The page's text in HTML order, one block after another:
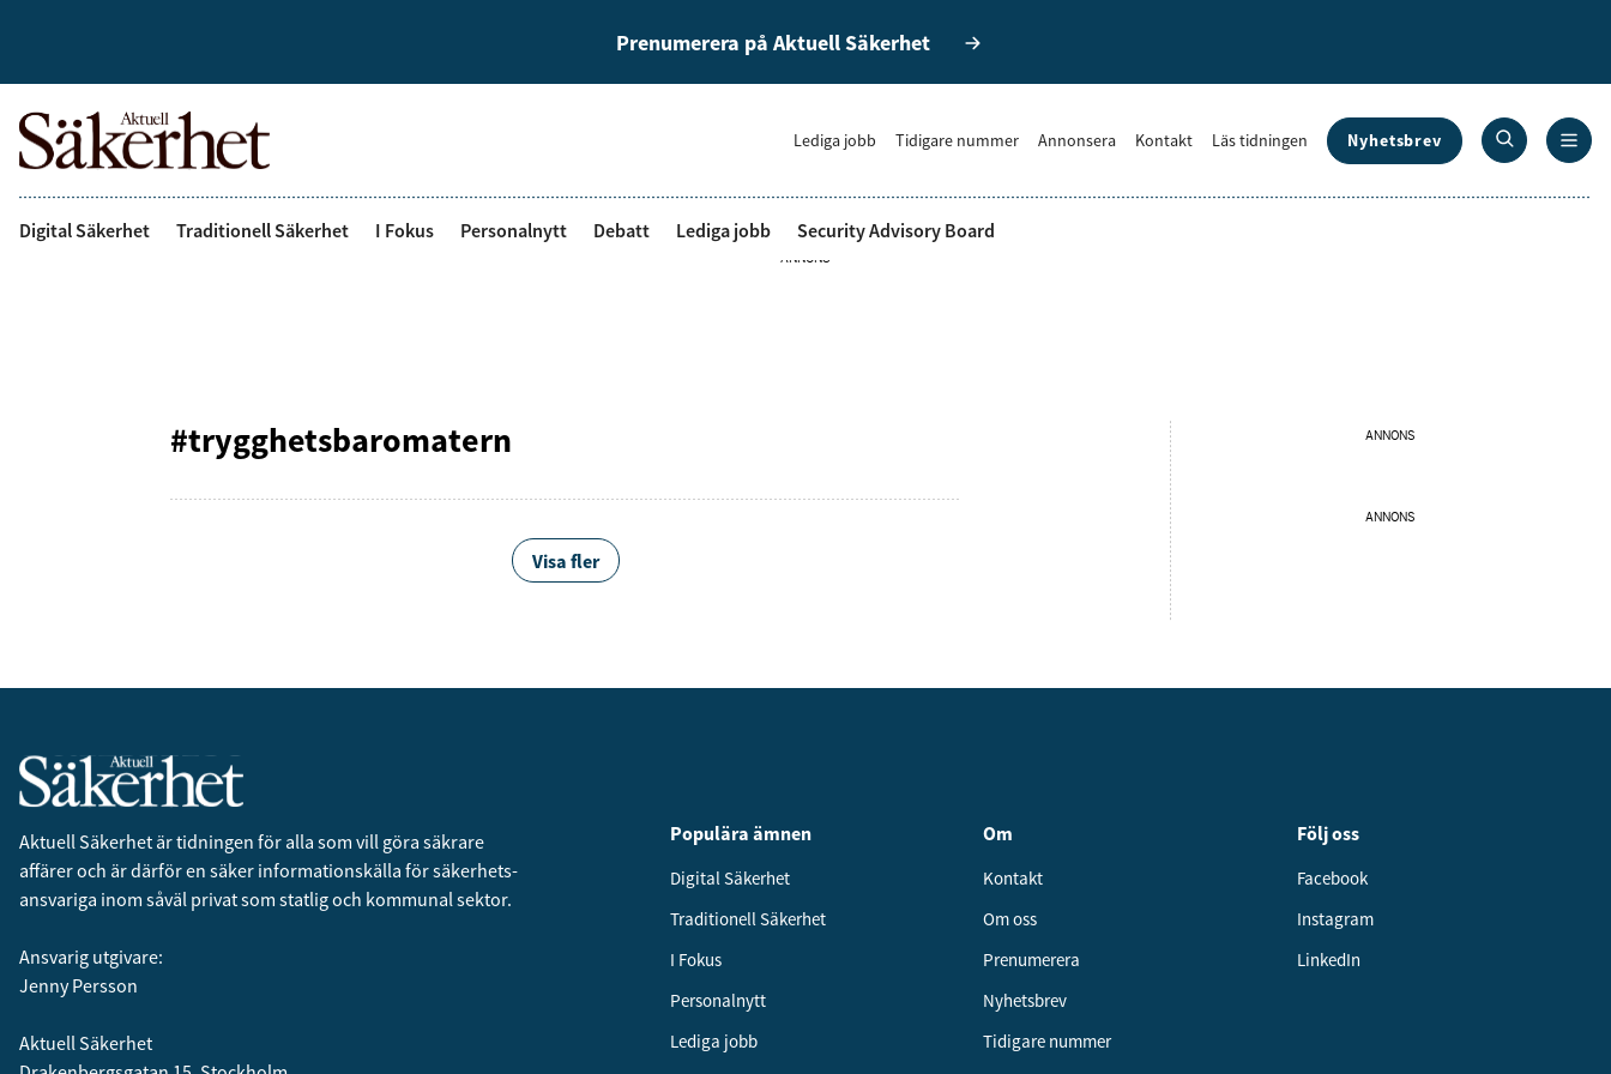
Prenumerera på Aktuell Säkerhet
Lediga jobb Tidigare nummer Annonsera Kontakt Läs tidningen Nyhetsbrev
Digital Säkerhet Traditionell Säkerhet I Fokus Personalnytt Debatt Lediga jobb Security Advisory Board
ANNONS
#trygghetsbaromatern
Visa fler
ANNONS
ANNONS
Aktuell Säkerhet är tidningen för alla som vill göra säkrare
affärer och är därför en säker informationskälla för säkerhets­
ansvariga inom såväl privat som statlig och kommunal sektor.
Ansvarig utgivare:
Jenny Persson
Aktuell Säkerhet
Populära ämnen
Digital Säkerhet
Traditionell Säkerhet
I Fokus
Personalnytt
Lediga jobb
Om
Kontakt
Om oss
Prenumerera
Nyhetsbrev
Tidigare nummer
Följ oss
Facebook
Instagram
LinkedIn